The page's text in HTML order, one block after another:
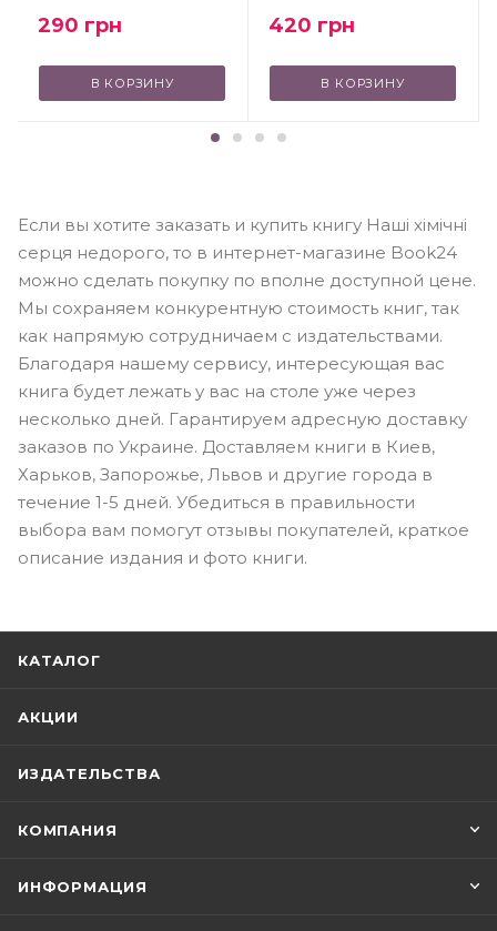
290 грн
В КОРЗИНУ
420 грн
В КОРЗИНУ
Если вы хотите заказать и купить книгу Наші хімічні
серця недорого, то в интернет-магазине Book24
можно сделать покупку по вполне доступной цене.
Мы сохраняем конкурентную стоимость книг, так
как напрямую сотрудничаем с издательствами.
Благодаря нашему сервису, интересующая вас
книга будет лежать у вас на столе уже через
несколько дней. Гарантируем адресную доставку
заказов по Украине. Доставляем книги в Киев,
Харьков, Запорожье, Львов и другие города в
течение 1-5 дней. Убедиться в правильности
выбора вам помогут отзывы покупателей, краткое
описание издания и фото книги.
КАТАЛОГ
АКЦИИ
ИЗДАТЕЛЬСТВА
КОМПАНИЯ
ИНФОРМАЦИЯ